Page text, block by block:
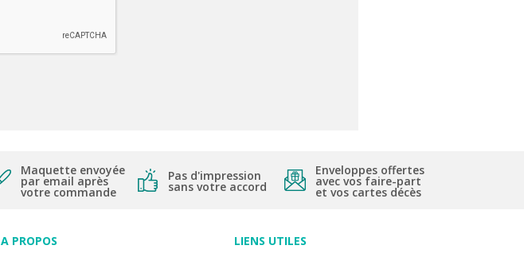
Maquette envoyée
par email après
votre commande
Pas d'impression
sans votre accord
Enveloppes offertes
avec vos faire-part
et vos cartes décès
A PROPOS LIENS UTILES